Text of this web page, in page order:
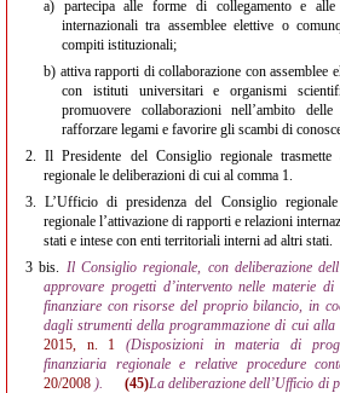
a) partecipa alle forme di collegamento e alle
internazionali tra assemblee elettive o
compiti istituzionali;
b) attiva rapporti di collaborazione con assemblee
con istituti universitari e organismi
promuovere collaborazioni nell’ambito
rafforzare legami e favorire gli scambi di
2. Il Presidente del Consiglio regionale
regionale le deliberazioni di cui al comma 1.
3. L’Ufficio di presidenza del Consiglio
regionale l’attivazione di rapporti e relazioni
stati e intese con enti territoriali interni ad altri stati.
3 bis. Il Consiglio regionale, con deliberazione
approvare progetti d’intervento nelle materie
finanziare con risorse del proprio bilancio, in
dagli strumenti della programmazione di cui alla
2015, n. 1
(Disposizioni in materia di
finanziaria regionale e relative procedure
20/2008 ). (45)La deliberazione dell’Ufficio di